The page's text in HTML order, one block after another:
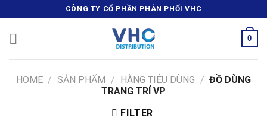
to
content
CÔNG TY CỔ PHẦN PHÂN PHỐI VHC
0
HOME / SẢN PHẨM / HÀNG TIÊU DÙNG / ĐỒ DÙNG
TRANG TRÍ VP
FILTER